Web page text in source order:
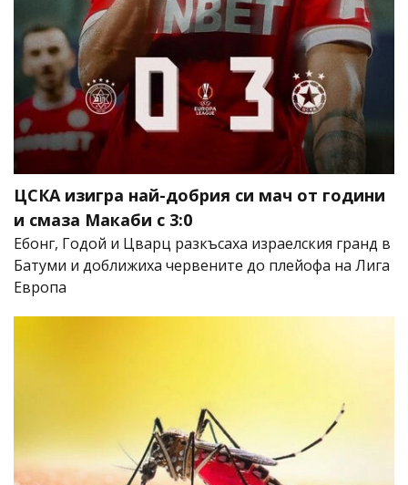
ЦСКА изигра най-добрия си мач от години
и смаза Макаби с 3:0
Ебонг, Годой и Цварц разкъсаха израелския гранд в
Батуми и доближиха червените до плейофа на Лига
Европа